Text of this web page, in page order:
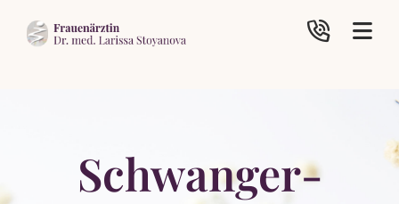
Schwanger­